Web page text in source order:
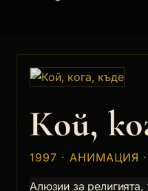
Кой,
1997 · АНИМАЦИЯ
Алюзии за религията,